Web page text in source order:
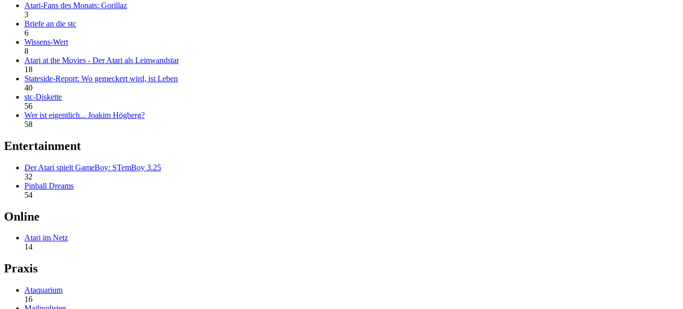
Atari-Fans des Monats: Gorillaz
3
Briefe an die stc
6
Wissens-Wert
8
Atari at the Movies - Der Atari als Leinwandstar
18
Stateside-Report: Wo gemeckert wird, ist Leben
40
stc-Diskette
56
Wer ist eigentlich... Joakim Högberg?
58
Entertainment
Der Atari spielt GameBoy: STemBoy 3.25
32
Pinball Dreams
54
Online
Atari im Netz
14
Praxis
Ataquarium
16